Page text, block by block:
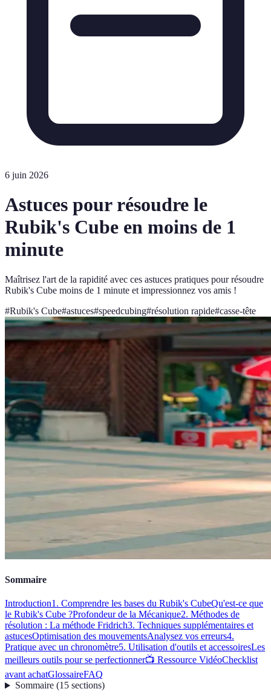
6 juin 2026
Astuces pour résoudre le
Rubik's Cube en moins de 1
minute
Maîtrisez l'art de la rapidité avec ces astuces pratiques pour résoudre
Rubik's Cube moins de 1 minute et impressionnez vos amis !
#Rubik's Cube#astuces#speedcubing#résolution rapide#casse-tête
Sommaire
Introduction1. Comprendre les bases du Rubik's CubeQu'est-ce que
le Rubik's Cube ?Profondeur de la Mécanique2. Méthodes de
résolution : La méthode Fridrich3. Techniques supplémentaires et
astucesOptimisation des mouvementsAnalysez vos erreurs4.
Pratique avec un chronomètre5. Utilisation d'outils et accessoiresLes
meilleurs outils pour se perfectionner📺 Ressource VidéoChecklist
avant achatGlossaireFAQ
Sommaire(15 sections)